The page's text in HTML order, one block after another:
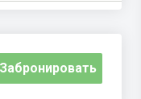
Забронировать